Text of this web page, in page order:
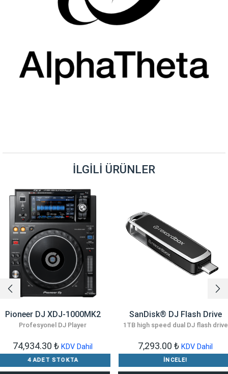
İLGILI ÜRÜNLER
Pioneer DJ XDJ-1000MK2
Profesyonel DJ Player
74,934.30 ₺ KDV Dahil
4 ADET STOKTA
SanDisk® DJ Flash Drive
1TB high speed dual DJ flash drive
7,293.00 ₺ KDV Dahil
İNCELE!